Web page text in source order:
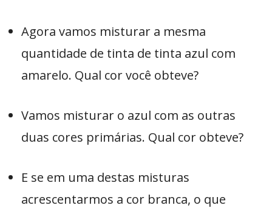
Agora vamos misturar a mesma
quantidade de tinta de tinta azul com
amarelo. Qual cor você obteve?
Vamos misturar o azul com as outras
duas cores primárias. Qual cor obteve?
E se em uma destas misturas
acrescentarmos a cor branca, o que